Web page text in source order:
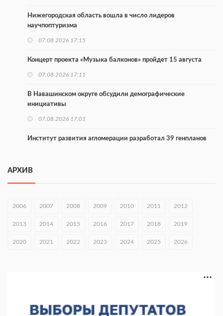
Нижегородская область вошла в число лидеров
научпоптуризма
07.08.2026 17:15
Концерт проекта «Музыка балконов» пройдет 15 августа
07.08.2026 17:11
В Навашинском округе обсудили демографические
инициативы
07.08.2026 17:01
Институт развития агломерации разработал 39 генпланов
С 8 августа изменят схему движения на въезде в Нижний
Новгород
оперштаба
07.08.2026 14:54
пожарного
АРХИВ
2006 2007 2008 2009 2010 2011 2012
2013 2014 2015 2016 2017 2018 2019
2020 2021 2022 2023 2024 2025 2026